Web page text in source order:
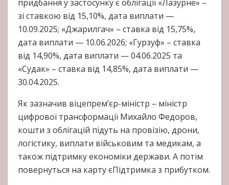
придбання у застосунку є облігації «Лазурне» –
зі ставкою від 15,10%, дата виплати —
10.09.2025; «Джарилгач» – ставка від 15,75%,
дата виплати — 10.06.2026; «Гурзуф» – ставка
від 14,90%, дата виплати — 04.06.2025 та
«Судак» – ставка від 14,85%, дата виплати —
30.04.2025.
Як зазначив віцепрем’єр-міністр – міністр
цифрової трансформації Михайло Федоров,
кошти з облігацій підуть на провізію, дрони,
логістику, виплати військовим та медикам, а
також підтримку економіки держави. А потім
повернуться на карту єПідтримка з прибутком.